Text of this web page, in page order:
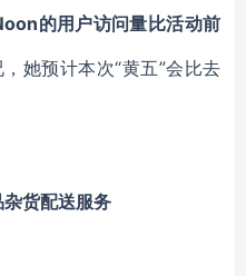
的用户访问量比活动前
她预计本次“黄五”会比去
货配送服务